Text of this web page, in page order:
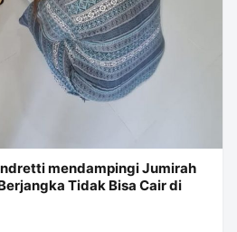
mendampingi Jumirah
Tidak Bisa Cair di